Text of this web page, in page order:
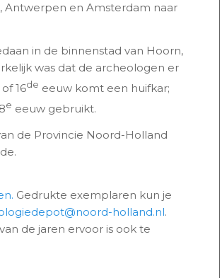
Antwerpen en Amsterdam naar
in de binnenstad van Hoorn,
was dat de archeologen er
of 16de eeuw komt een huifkar;
e eeuw gebruikt.
de Provincie Noord-Holland
. Gedrukte exemplaren kun je
holland.nl.
de jaren ervoor is ook te